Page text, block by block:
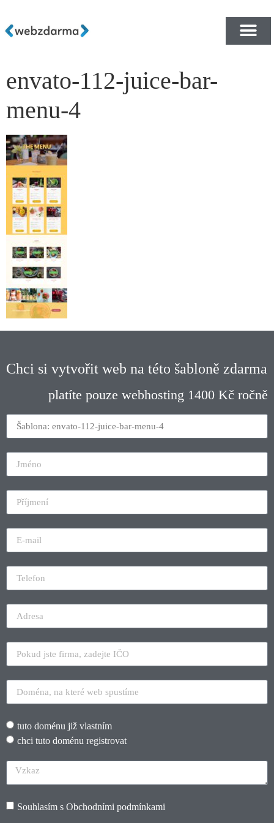
envato-112-juice-bar-
menu-4
Chci si vytvořit web na této šabloně zdarma
platíte pouze webhosting 1400 Kč ročně
tuto doménu již vlastním
chci tuto doménu registrovat
Souhlasím s Obchodními podmínkami